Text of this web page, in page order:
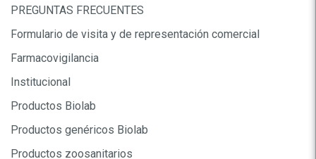
PREGUNTAS FRECUENTES
Formulario de visita y de representación comercial
Farmacovigilancia
Institucional
Productos Biolab
Productos genéricos Biolab
Productos zoosanitarios